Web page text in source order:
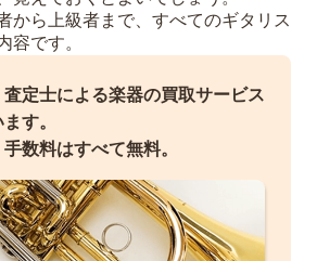
から上級者まで、すべてのギタリス
容です。
定士による楽器の買取サービス
す。
数料はすべて無料。